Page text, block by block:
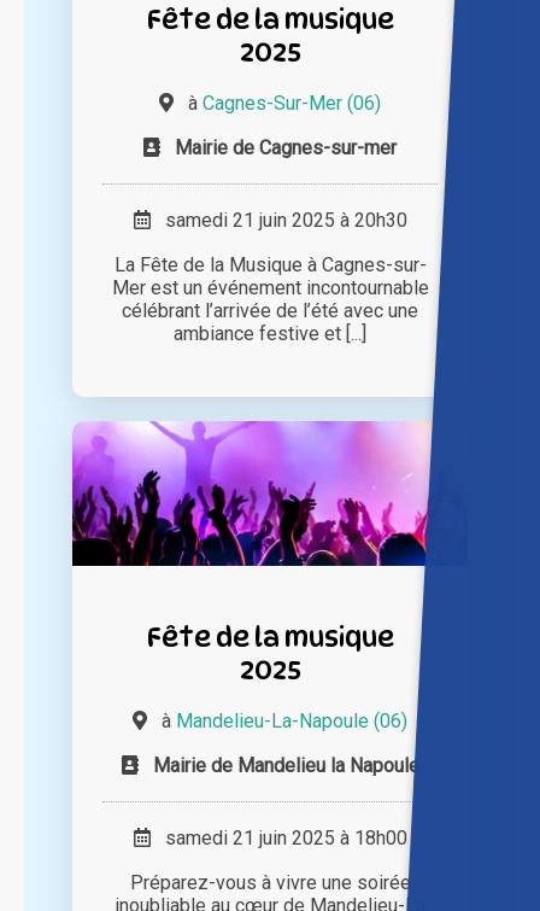
Fête de la musique
2025
à Cagnes-Sur-Mer (06)
Mairie de Cagnes-sur-mer
samedi 21 juin 2025 à 20h30
La Fête de la Musique à Cagnes-sur-
Mer est un événement incontournable
célébrant l’arrivée de l’été avec une
ambiance festive et [...]
Fête de la musique
2025
à Mandelieu-La-Napoule (06)
Mairie de Mandelieu la Napoule
samedi 21 juin 2025 à 18h00
Préparez-vous à vivre une soirée
inoubliable au cœur de Mandelieu-La